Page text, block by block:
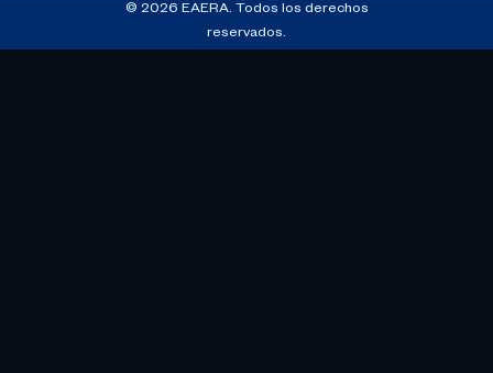
© 2026 EAERA. Todos los derechos
reservados.